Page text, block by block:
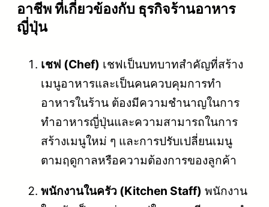
อาชีพ ที่เกี่ยวข้องกับ ธุรกิจร้านอาหาร
ญี่ปุ่น
เชฟ (Chef) เชฟเป็นบทบาทสำคัญที่สร้าง
เมนูอาหารและเป็นคนควบคุมการทำ
อาหารในร้าน ต้องมีความชำนาญในการ
ทำอาหารญี่ปุ่นและความสามารถในการ
สร้างเมนูใหม่ ๆ และการปรับเปลี่ยนเมนู
ตามฤดูกาลหรือความต้องการของลูกค้า
พนักงานในครัว (Kitchen Staff) พนักงาน